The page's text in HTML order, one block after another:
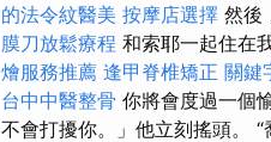
的法令紋醫美 按摩店選擇 然後
膜刀放鬆療程 和索耶一起住在
燴服務推薦 逢甲脊椎矯正 關鍵
台中中醫整骨 你將會度過一個
不會打擾你。」他立刻搖頭。